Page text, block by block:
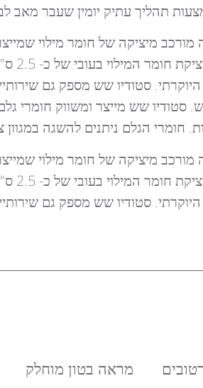
תהליך עתיק יומין שעבר מאב
מיציקה של חומר מילוי
סטודיו שש מספק גם
שש מייצר ומשווק חומרי
חומרי הגלם ניתנים להשגה במגוון
מיציקה של חומר מילוי
סטודיו שש מספק גם שירותיי
מראה בטון מוחלק